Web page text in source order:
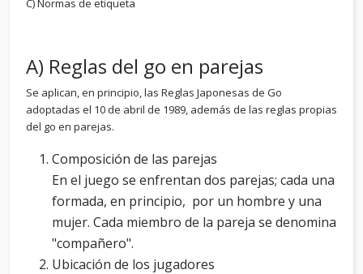
C) Normas de etiqueta
A) Reglas del go en parejas
Se aplican, en principio, las Reglas Japonesas de Go
adoptadas el 10 de abril de 1989, además de las reglas propias
del go en parejas.
Composición de las parejas
En el juego se enfrentan dos parejas; cada una
formada, en principio, por un hombre y una
mujer. Cada miembro de la pareja se denomina
"compañero".
Ubicación de los jugadores